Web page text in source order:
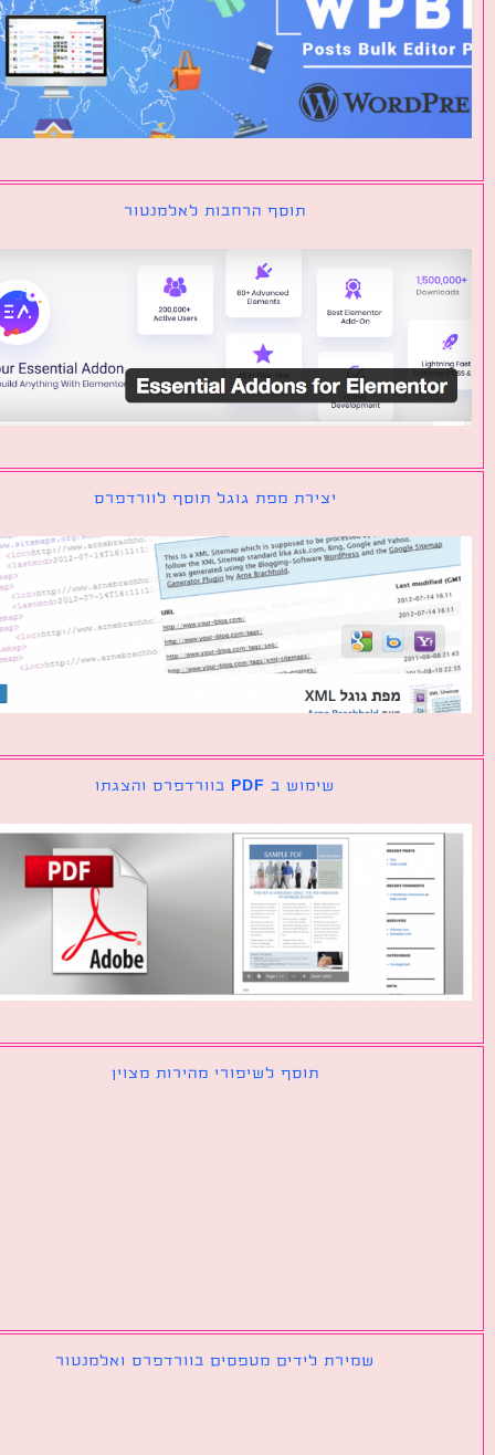
תוסף הרחבות לאלמנטור
יצירת מפת גוגל תוסף לוורדפרס
שימוש ב PDF בוורדפרס והצגתו
תוסף לשיפורי מהירות מצוין
שמירת לידים מטפסים בוורדפרס ואלמנטור